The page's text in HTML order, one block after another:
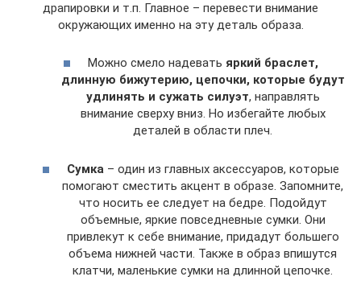
драпировки и т.п. Главное – перевести внимание
окружающих именно на эту деталь образа.
Можно смело надевать яркий браслет,
длинную бижутерию, цепочки, которые будут
удлинять и сужать силуэт, направлять
внимание сверху вниз. Но избегайте любых
деталей в области плеч.
Сумка– один из главных аксессуаров, которые
помогают сместить акцент в образе. Запомните,
что носить ее следует на бедре. Подойдут
объемные, яркие повседневные сумки. Они
привлекут к себе внимание, придадут большего
объема нижней части. Также в образ впишутся
клатчи, маленькие сумки на длинной цепочке.